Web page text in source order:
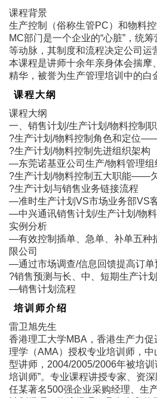
课程背景
生产控制（俗称生管PC）和物料
MC部门是一个企业的“心脏”，统
等动脉，其制度和流程决定公司运
本课程是讲师十余年亲身体会揣摩
精华，被誉为生产管理培训中的白
课程大纲
课程大纲
一、销售计划/生产计划/物料控制
?生产计划/物料控制角色和定位
?生产计划/物料控制先进组织架构
―东莞诺基亚公司生产/物料管理组
?生产计划/物料控制五大职能――
?生产计划与销售业务链接流程
―准时生产计划VS市场业务部VS客
―中兴通讯销售计划/生产计划/物
实例分析
―有效控制插单、急单、补单五
限公司
―通过市场调查/信息回馈提高订单
?销售预测与长、中、短期生产计
―销售计划流程
培训师介绍
雷卫旭先生
香港理工大学MBA，香港生产力
理学（AMA）授权专业培训师，
型讲师，2004/2005/2006年被培训
培训师”。专业课程讲授专家、资
任某著名500强企业采购经理、生